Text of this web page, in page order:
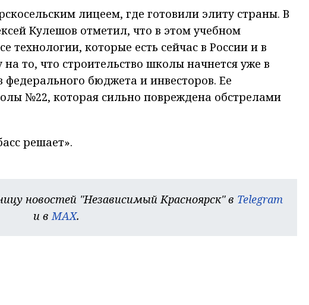
лицеем, где готовили элиту страны. В
Кулешов отметил, что в этом учебном
технологии, которые есть сейчас в России и в
то, что строительство школы начнется уже в
федерального бюджета и инвесторов. Ее
№22, которая сильно повреждена обстрелами
решает».
новостей "Независимый Красноярск" в Telegram
и вMAX.